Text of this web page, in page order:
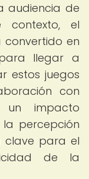
audiencia de
contexto, el
convertido en
llegar a
estos juegos
con
un impacto
percepción
clave para el
de la